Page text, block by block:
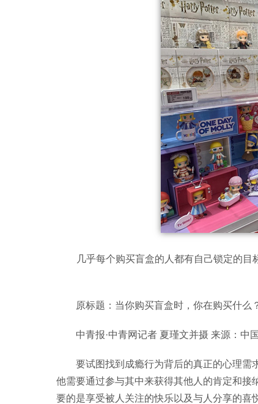
几乎每个购买盲盒的人都有自己锁定的目
原标题：当你购买盲盒时，你在购买什么
中青报·中青网记者 夏瑾文并摄 来源：中
要试图找到成瘾行为背后的真正的心理需
他需要通过参与其中来获得其他人的肯定和
要的是享受被人关注的快乐以及与人分享的喜